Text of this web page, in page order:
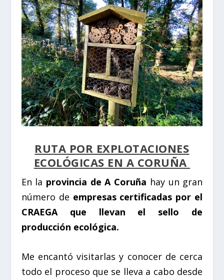
RUTA POR EXPLOTACIONES
ECOLÓGICAS EN A CORUÑA
En la provincia de A Coruña hay un gran
número de empresas certificadas por el
CRAEGA que llevan el sello de
producción ecológica.
Me encantó visitarlas y conocer de cerca
todo el proceso que se lleva a cabo desde